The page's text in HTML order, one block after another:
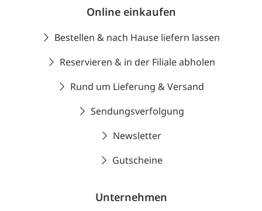
Online einkaufen
Bestellen & nach Hause liefern lassen
Reservieren & in der Filiale abholen
Rund um Lieferung & Versand
Sendungsverfolgung
Newsletter
Gutscheine
Unternehmen